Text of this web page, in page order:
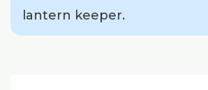
lantern keeper.